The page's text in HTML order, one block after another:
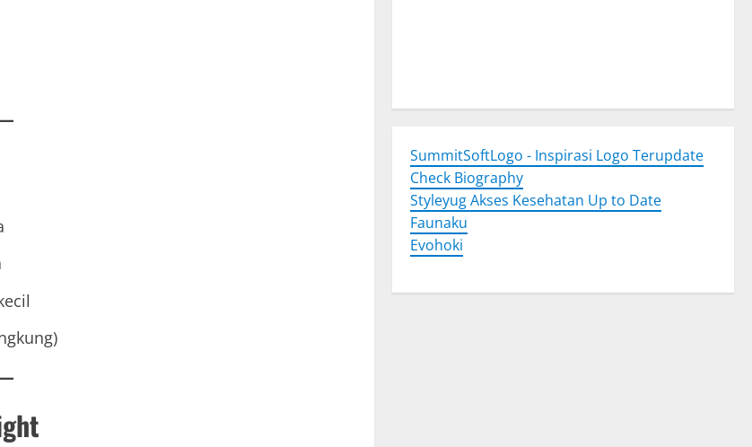
SummitSoftLogo - Inspirasi Logo Terupdate
Check Biography
Styleyug Akses Kesehatan Up to Date
Faunaku
Evohoki